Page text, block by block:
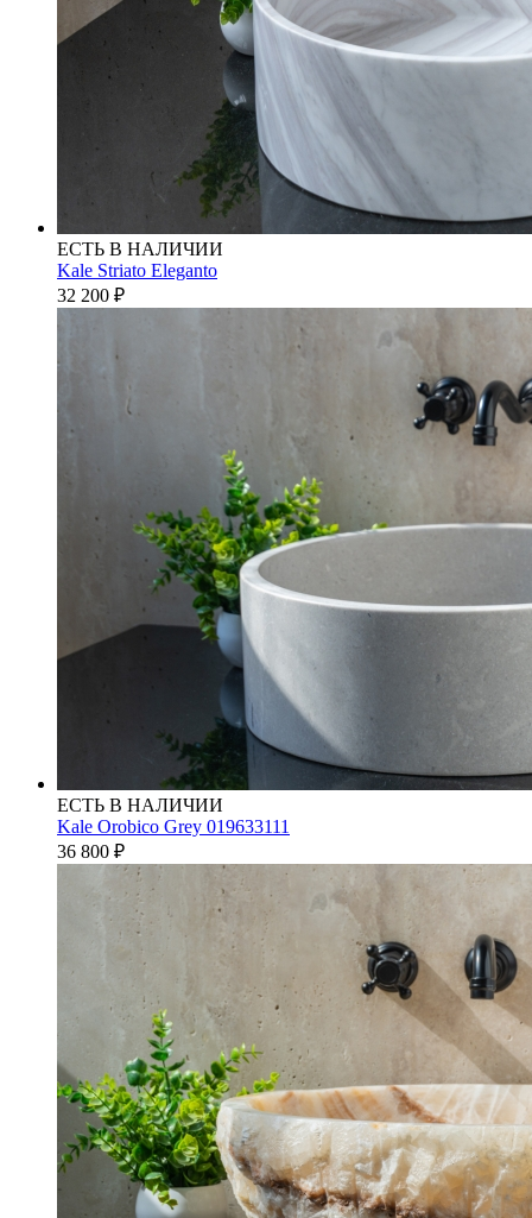
ЕСТЬ В НАЛИЧИИ
Kale Striato Eleganto
32 200 ₽
ЕСТЬ В НАЛИЧИИ
Kale Orobico Grey 019633111
36 800 ₽